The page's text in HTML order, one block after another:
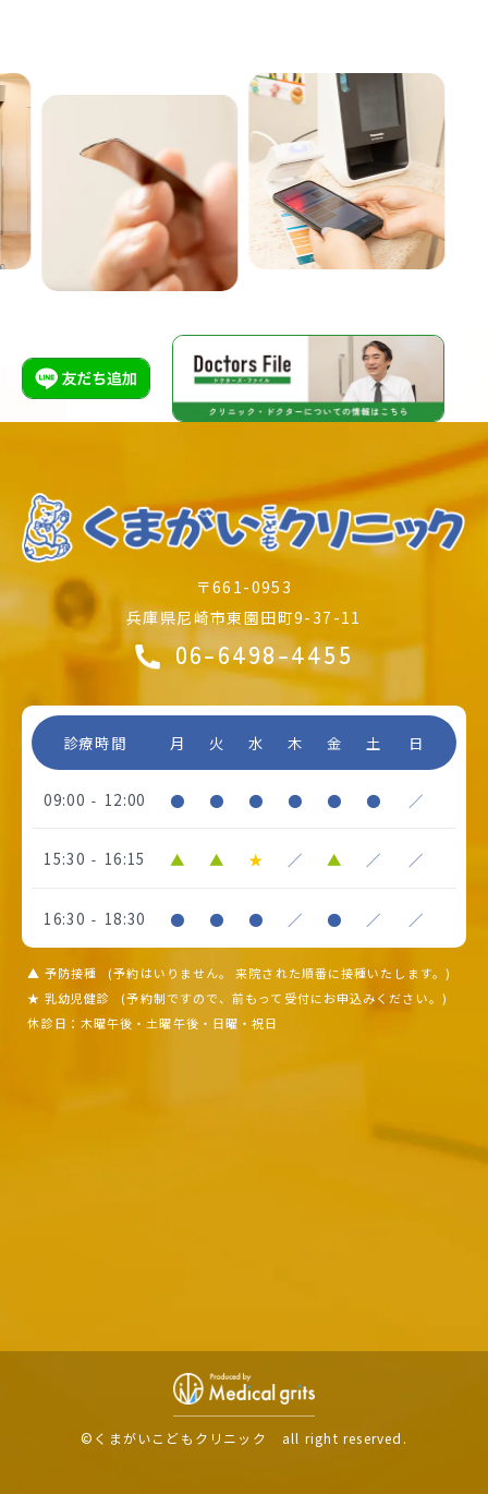
Previous
〒661-0953
兵庫県尼崎市東園田町9-37-11
06-6498-4455
診療時間 月 火 水 木 金 土 日
09:00 - 12:00 ● ● ● ● ● ● ／
15:30 - 16:15 ▲ ▲ ★ ／ ▲ ／ ／
16:30 - 18:30 ● ● ● ／ ● ／ ／
▲ 予防接種 (予約はいりません。
来院された順番に接種いたします。)
★ 乳幼児健診
(予約制ですので、前もって受付にお申込みください。)
休診日：木曜午後・土曜午後・日曜・祝日
©くまがいこどもクリニック all right reserved.